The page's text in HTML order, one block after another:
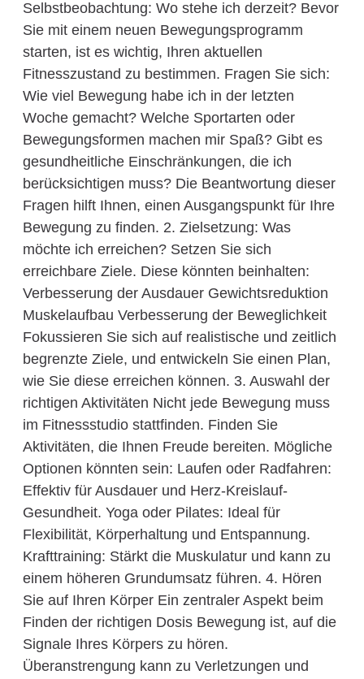
Selbstbeobachtung: Wo stehe ich derzeit? Bevor
Sie mit einem neuen Bewegungsprogramm
starten, ist es wichtig, Ihren aktuellen
Fitnesszustand zu bestimmen. Fragen Sie sich:
Wie viel Bewegung habe ich in der letzten
Woche gemacht? Welche Sportarten oder
Bewegungsformen machen mir Spaß? Gibt es
gesundheitliche Einschränkungen, die ich
berücksichtigen muss? Die Beantwortung dieser
Fragen hilft Ihnen, einen Ausgangspunkt für Ihre
Bewegung zu finden. 2. Zielsetzung: Was
möchte ich erreichen? Setzen Sie sich
erreichbare Ziele. Diese könnten beinhalten:
Verbesserung der Ausdauer Gewichtsreduktion
Muskelaufbau Verbesserung der Beweglichkeit
Fokussieren Sie sich auf realistische und zeitlich
begrenzte Ziele, und entwickeln Sie einen Plan,
wie Sie diese erreichen können. 3. Auswahl der
richtigen Aktivitäten Nicht jede Bewegung muss
im Fitnessstudio stattfinden. Finden Sie
Aktivitäten, die Ihnen Freude bereiten. Mögliche
Optionen könnten sein: Laufen oder Radfahren:
Effektiv für Ausdauer und Herz-Kreislauf-
Gesundheit. Yoga oder Pilates: Ideal für
Flexibilität, Körperhaltung und Entspannung.
Krafttraining: Stärkt die Muskulatur und kann zu
einem höheren Grundumsatz führen. 4. Hören
Sie auf Ihren Körper Ein zentraler Aspekt beim
Finden der richtigen Dosis Bewegung ist, auf die
Signale Ihres Körpers zu hören.
Überanstrengung kann zu Verletzungen und